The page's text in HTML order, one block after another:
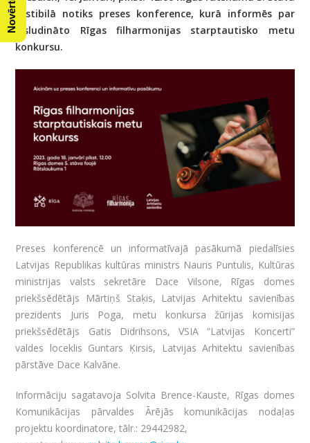
vestibilā notiks preses konference, kurā informēs par
izsludināto Rīgas filharmonijas starptautisko metu
konkursu.
Preses konferencē un informatīvajā pasākumā piedalīsies
Latvijas Republikas kultūras ministrs Nauris Puntulis, Kultūras
ministrijas valsts sekretāre Dace Vilsone, Rīgas domes
priekšsēdētājs Mārtiņš Staķis, Latvijas Arhitektu savienības
prezidents Juris Poga, metu konkursa žūrijas komisijas
priekšsēdētājs Gatis Didrihsons, VSIA “Latvijas Koncerti”
valdes loceklis Guntars Ķirsis, Latvijas Arhitektu savienības
pārstāve Dace Kalvāne.
Informāciju sagatavoja Solvita Brence-Kauste, Rīgas domes
Komunikācijas pārvaldes Ārējās komunikācijas nodaļas
projektu koordinatore, tālr.: 29442982,